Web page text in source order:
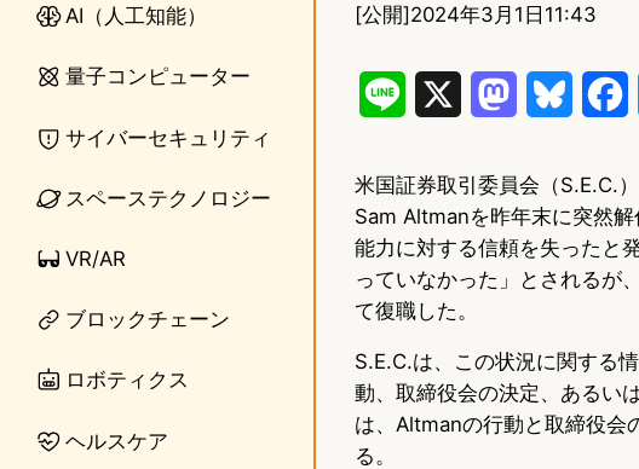
AI（人工知能）
量子コンピューター
サイバーセキュリティ
スペーステクノロジー
VR/AR
ブロックチェーン
ロボティクス
ヘルスケア
[公開]2024年3月1日11:43
n
s
t
o
o
n
u
e
s
y
e
o
k
米国証券取引委員会（S.E.C.
Sam Altmanを昨年末に突然
能力に対する信頼を失ったと
っていなかった」とされるが
て復職した。
S.E.C.は、この状況に関する
動、取締役会の決定、あるい
は、Altmanの行動と取締役会
る。